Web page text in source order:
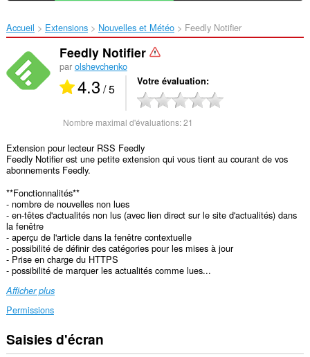
Accueil Extensions Nouvelles et Météo Feedly Notifier‎
Feedly Notifier
par olshevchenko
4.3 / 5 Votre évaluation
Nombre maximal d'évaluations:21
Extension pour lecteur RSS Feedly
Feedly Notifier est une petite extension qui vous tient au courant de vos
abonnements Feedly.
**Fonctionnalités**
- nombre de nouvelles non lues
- en-têtes d'actualités non lus (avec lien direct sur le site d'actualités) dans
la fenêtre
- aperçu de l'article dans la fenêtre contextuelle
- possibilité de définir des catégories pour les mises à jour
- Prise en charge du HTTPS
- possibilité de marquer les actualités comme lues...
Afficher plus
Permissions
Cette
extension
Saisies d'écran